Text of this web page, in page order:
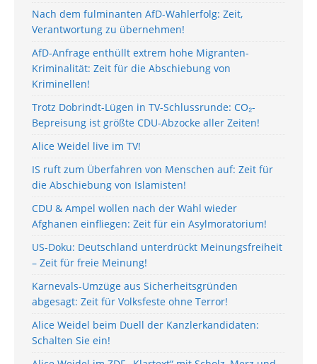
Nach dem fulminanten AfD-Wahlerfolg: Zeit,
Verantwortung zu übernehmen!
AfD-Anfrage enthüllt extrem hohe Migranten-
Kriminalität: Zeit für die Abschiebung von
Kriminellen!
Trotz Dobrindt-Lügen in TV-Schlussrunde: CO₂-
Bepreisung ist größte CDU-Abzocke aller Zeiten!
Alice Weidel live im TV!
IS ruft zum Überfahren von Menschen auf: Zeit für
die Abschiebung von Islamisten!
CDU & Ampel wollen nach der Wahl wieder
Afghanen einfliegen: Zeit für ein Asylmoratorium!
US-Doku: Deutschland unterdrückt Meinungsfreiheit
– Zeit für freie Meinung!
Karnevals-Umzüge aus Sicherheitsgründen
abgesagt: Zeit für Volksfeste ohne Terror!
Alice Weidel beim Duell der Kanzlerkandidaten:
Schalten Sie ein!